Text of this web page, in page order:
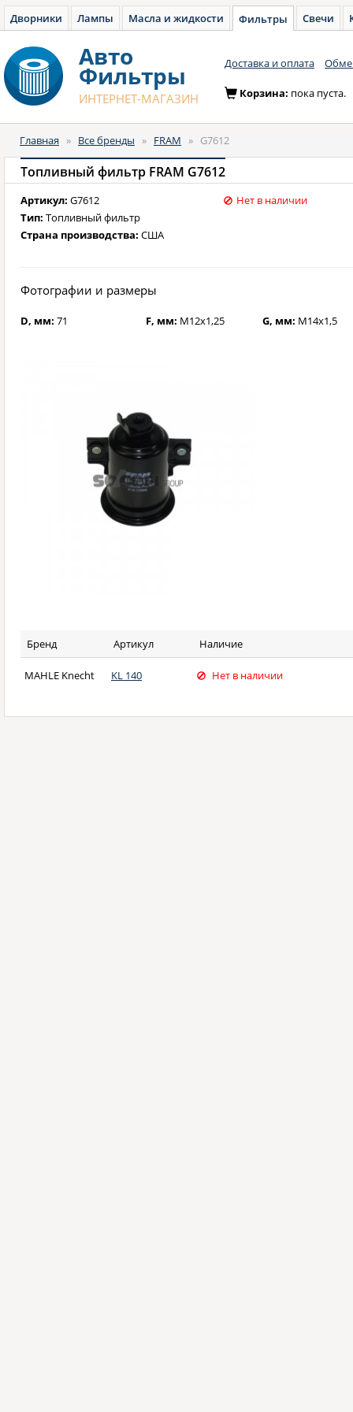
Дворники Лампы Масла и жидкости Фильтры Свечи
Авто
Фильтры
ИНТЕРНЕТ-МАГАЗИН
Доставка и оплата
Корзина: пока пуста.
Главная » Все бренды » FRAM » G7612
Топливный фильтр FRAM G7612
Артикул: G7612
Тип: Топливный фильтр
Страна производства: США
Нет в наличии
Фотографии и размеры
D, мм: 71 F, мм: M12x1,25 G, мм: M14x1,5
Бренд Артикул Наличие
MAHLE Knecht KL 140 Нет в наличии